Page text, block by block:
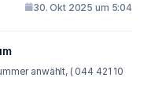
30. Okt 2025 um 5:04
( 044 421 10